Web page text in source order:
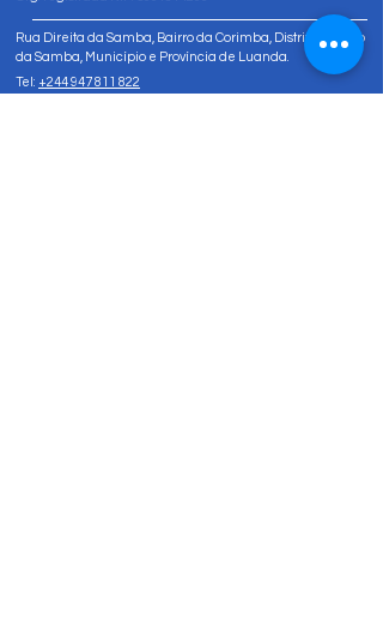
Rua Direita da Samba, Bairro da Corimba, Distrito Urbano
da Samba, Município e Província de Luanda.
Tel: +244 947 811 822